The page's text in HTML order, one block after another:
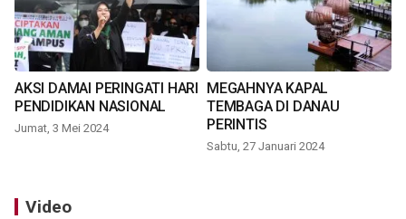
AKSI DAMAI PERINGATI HARI
PENDIDIKAN NASIONAL
Jumat, 3 Mei 2024
MEGAHNYA KAPAL
TEMBAGA DI DANAU
PERINTIS
Sabtu, 27 Januari 2024
Video